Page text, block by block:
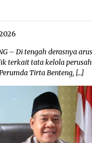
– Di tengah derasnya
terkait tata kelola
Tirta Benteng, […]